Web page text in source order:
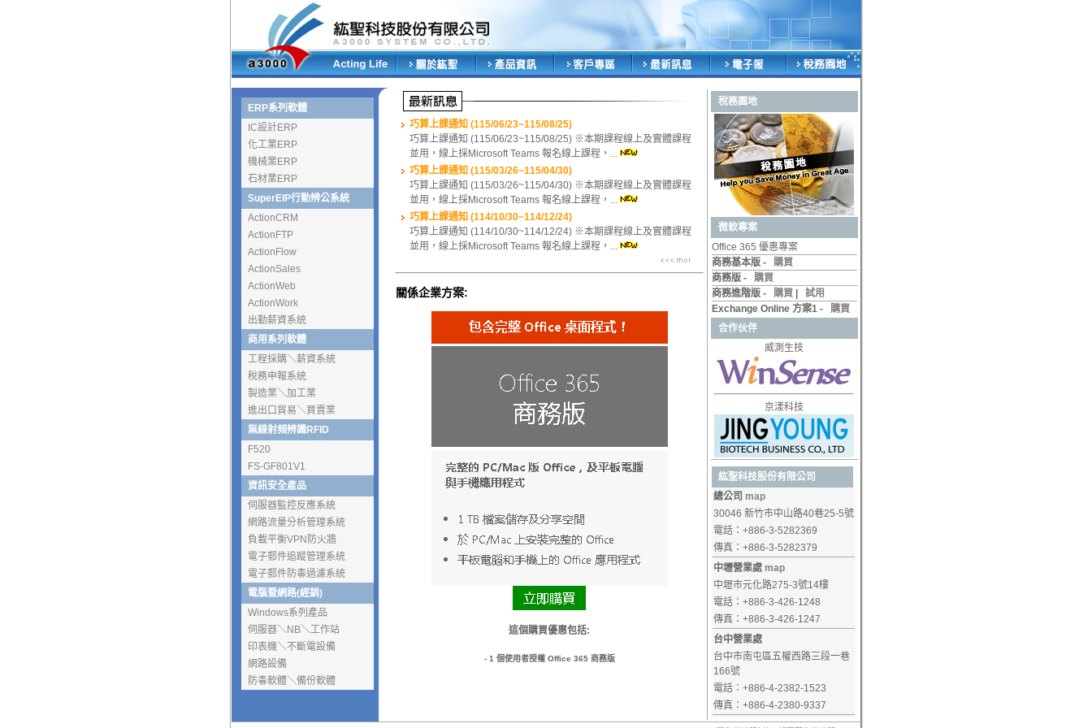
ERP系列軟體
IC設計ERP
化工業ERP
機械業ERP
石材業ERP
SuperEIP行動辨公系統
ActionCRM
ActionFTP
ActionFlow
ActionSales
ActionWeb
ActionWork
出勤薪資系統
商用系列軟體
工程採購＼薪資系統
稅務申報系統
製造業＼加工業
進出口貿易＼買賣業
無線射頻辨識RFID
F520
FS-GF801V1
資訊安全產品
伺服器監控反應系統
網路流量分析管理系統
負載平衡VPN防火牆
電子郵件追蹤管理系統
電子郵件防毒過濾系統
電腦暨網路(經銷)
Windows系列產品
伺服器＼NB＼工作站
印表機＼不斷電設備
網路設備
防毒軟體＼備份軟體
巧算上課通知 (115/06/23~115/08/25)
巧算上課通知 (115/06/23~115/08/25) ※本期課程線上及實體課程
並用，線上採Microsoft Teams 報名線上課程，...
巧算上課通知 (115/03/26~115/04/30)
巧算上課通知 (115/03/26~115/04/30) ※本期課程線上及實體課程
並用，線上採Microsoft Teams 報名線上課程，...
巧算上課通知 (114/10/30~114/12/24)
巧算上課通知 (114/10/30~114/12/24) ※本期課程線上及實體課程
並用，線上採Microsoft Teams 報名線上課程，...
關係企業方案:
稅務園地
微軟專案
Office 365 優惠專案
商務基本版 - 購買
商務版 - 購買
商務進階版 - 購買
試用
Exchange Online 方案1 - 購買
合作伙伴
威測生技
京漾科技
紘聖科技股份有限公司
總公司 map
30046 新竹市中山路40巷25-5號
電話：+886-3-5282369
傳真：+886-3-5282379
中壢營業處 map
中壢市元化路275-3號14樓
電話：+886-3-426-1248
傳真：+886-3-426-1247
台中營業處
台中市南屯區五權西路三段一巷
166號
電話：+886-4-2382-1523
傳真：+886-4-2380-9337